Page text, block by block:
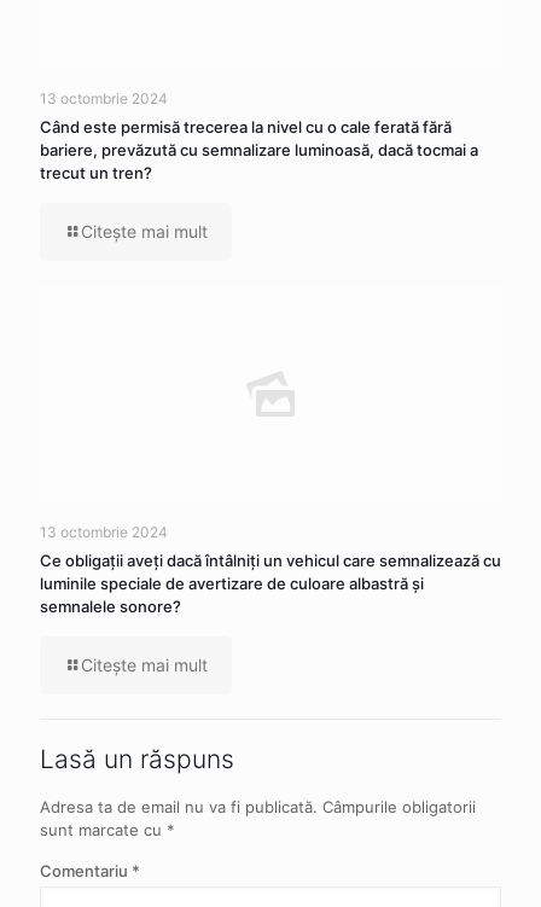
13 octombrie 2024
Când este permisă trecerea la nivel cu o cale ferată fără
bariere, prevăzută cu semnalizare luminoasă, dacă tocmai a
trecut un tren?
Citeşte mai mult
13 octombrie 2024
Ce obligaţii aveţi dacă întâlniţi un vehicul care semnalizează cu
luminile speciale de avertizare de culoare albastră şi
semnalele sonore?
Citeşte mai mult
Lasă un răspuns
Adresa ta de email nu va fi publicată. Câmpurile obligatorii
sunt marcate cu *
Comentariu *